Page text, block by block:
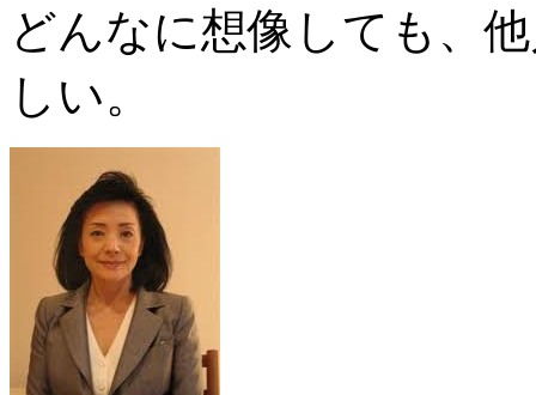
どんなに想像しても、
しい。